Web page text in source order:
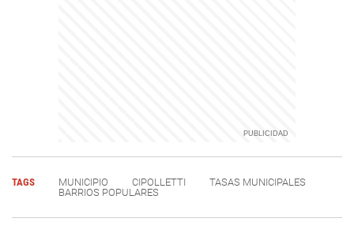
TAGS MUNICIPIO CIPOLLETTI
TASAS MUNICIPALES
BARRIOS POPULARES